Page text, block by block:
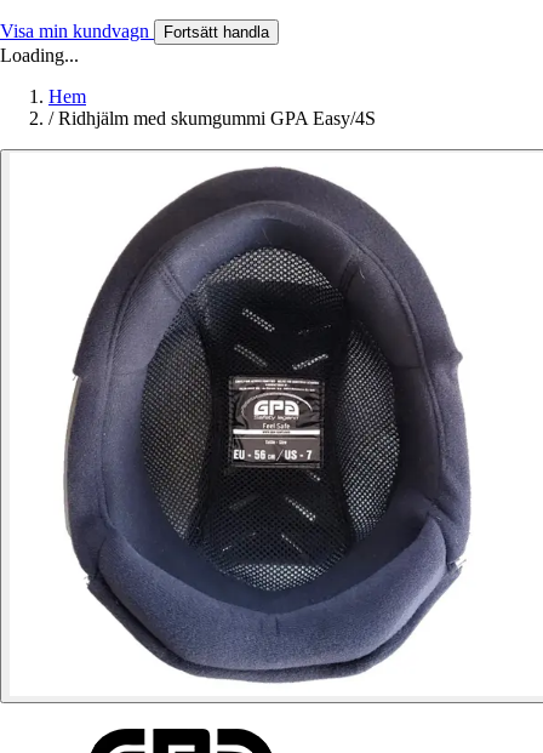
Visa min kundvagn Fortsätt handla
Loading...
Hem
/ Ridhjälm med skumgummi GPA Easy/4S